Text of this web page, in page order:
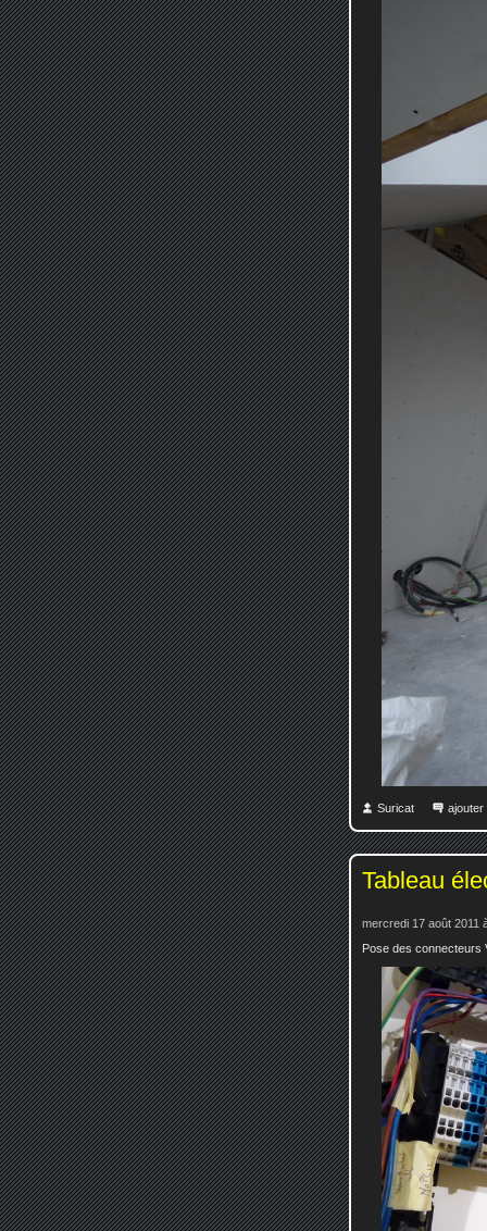
Suricat ajouter
Tableau
mercredi 17 août 2011
Pose des connecteurs